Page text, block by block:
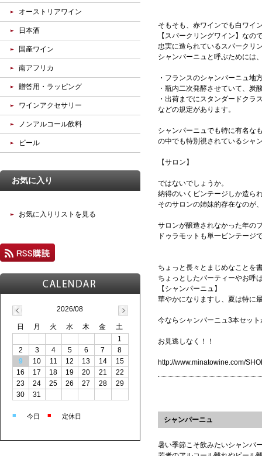
そもそも、赤ワインでも白ワイ
【スパークリングワイン】な
忠実に造られているスパークリ
シャンパーニュと呼ぶためには
・フランスのシャンパーニュ地
・瓶内二次発酵させていて、炭
・出荷までにスタンダードクラ
などの規定があります。
シャンパーニュでも特に有名な
の中でも特別視されているシャ
【サロン】
ではないでしょうか。
納得のいくビンテージしか造ら
そのサロンの姉妹的存在なのが
サロンが醸造されなかった年の
ドゥラモットも単一ビンテージ
ちょっと長々とまじめなことを
ちょっとしたパーティーやお呼
【シャンパーニュ】
華やかになりますし、夏は特
今ならシャンパーニュ3本セッ
お見逃しなく！！
http://www.minatowine.com/
シャンパーニュ
暑い季節こそ飲みたいシャンパ
オーストリアワイン
日本酒
国産ワイン
南アフリカ
贈答用・ラッピング
ワインアクセサリー
ノンアルコール飲料
ビール
お気に入り
お気に入りリストを見る
2026/08
日 月 火 水 木 金
土
1
2
3 4 5 6 7
8
9
10 11 12 13 14
15
16
17 18 19 20 21
22
23
24 25 26 27 28
29
30
31
■ 今日 ■ 定休日